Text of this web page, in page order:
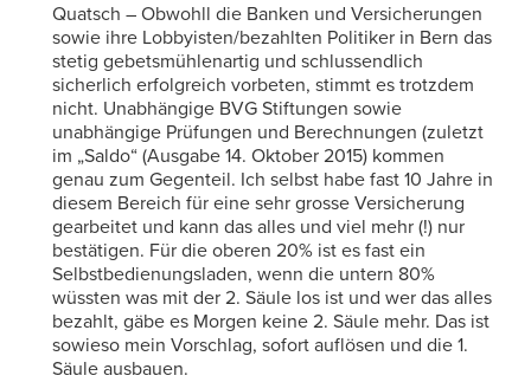
Quatsch – Obwohll die Banken und Versicherungen
sowie ihre Lobbyisten/bezahlten Politiker in Bern das
stetig gebetsmühlenartig und schlussendlich
sicherlich erfolgreich vorbeten, stimmt es trotzdem
nicht. Unabhängige BVG Stiftungen sowie
unabhängige Prüfungen und Berechnungen (zuletzt
im „Saldo“ (Ausgabe 14. Oktober 2015) kommen
genau zum Gegenteil. Ich selbst habe fast 10 Jahre in
diesem Bereich für eine sehr grosse Versicherung
gearbeitet und kann das alles und viel mehr (!) nur
bestätigen. Für die oberen 20% ist es fast ein
Selbstbedienungsladen, wenn die untern 80%
wüssten was mit der 2. Säule los ist und wer das alles
bezahlt, gäbe es Morgen keine 2. Säule mehr. Das ist
sowieso mein Vorschlag, sofort auflösen und die 1.
Säule ausbauen.